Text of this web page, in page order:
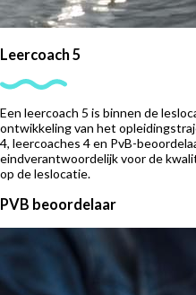
Leercoach 5
Een leercoach 5 is binnen de
ontwikkeling van het
4, leercoaches 4 en PvB-
eindverantwoordelijk voor de
op de leslocatie.
PVB beoordelaar